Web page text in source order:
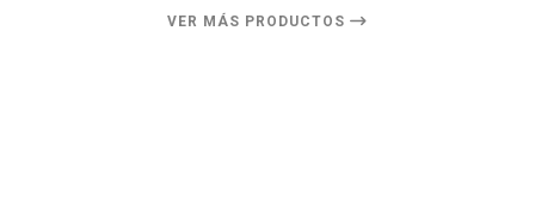
VER MÁS PRODUCTOS